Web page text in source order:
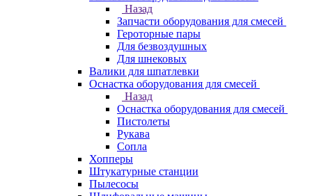
Назад
Запчасти оборудования для смесей
Героторные пары
Для безвоздушных
Для шнековых
Валики для шпатлевки
Оснастка оборудования для смесей
Назад
Оснастка оборудования для смесей
Пистолеты
Рукава
Сопла
Хопперы
Штукатурные станции
Пылесосы